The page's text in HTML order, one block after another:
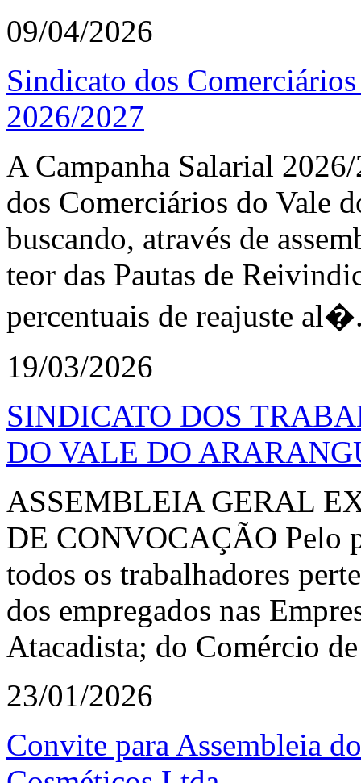
09/04/2026
Sindicato dos
2026/2027
A Campanha Salarial
dos Comerciários do Vale
buscando, através de
teor das Pautas de
percentuais de reajuste
19/03/2026
SINDICATO DOS
DO VALE DO
ASSEMBLEIA GERAL
DE CONVOCAÇÃO Pelo
todos os trabalhadores
dos empregados nas
Atacadista; do Comércio
23/01/2026
Convite para Assembleia